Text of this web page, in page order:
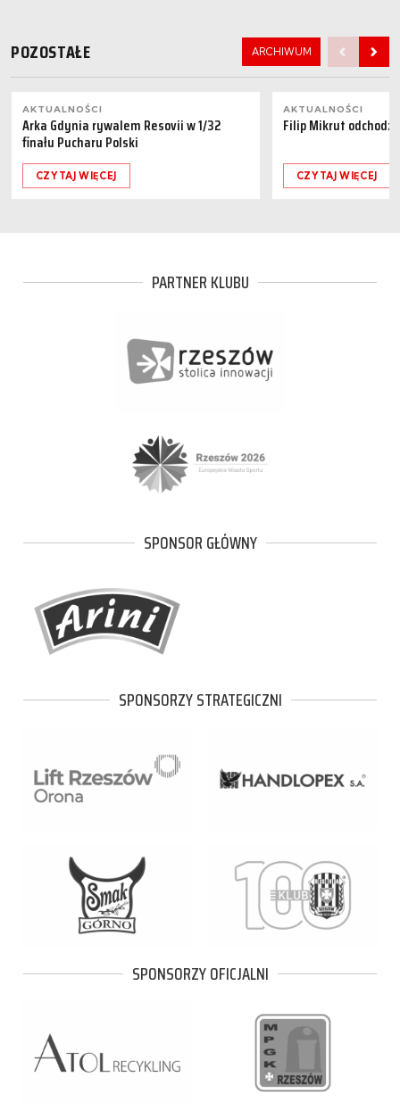
POZOSTAŁE ARCHIWUM
AKTUALNOŚCI
Arka Gdynia rywalem Resovii w 1/32
finału Pucharu Polski
CZYTAJ WIĘCEJ
AKTUALNOŚCI
Filip Mikrut
CZYTAJ WIĘCEJ
PARTNER KLUBU
SPONSOR GŁÓWNY
SPONSORZY STRATEGICZNI
SPONSORZY OFICJALNI